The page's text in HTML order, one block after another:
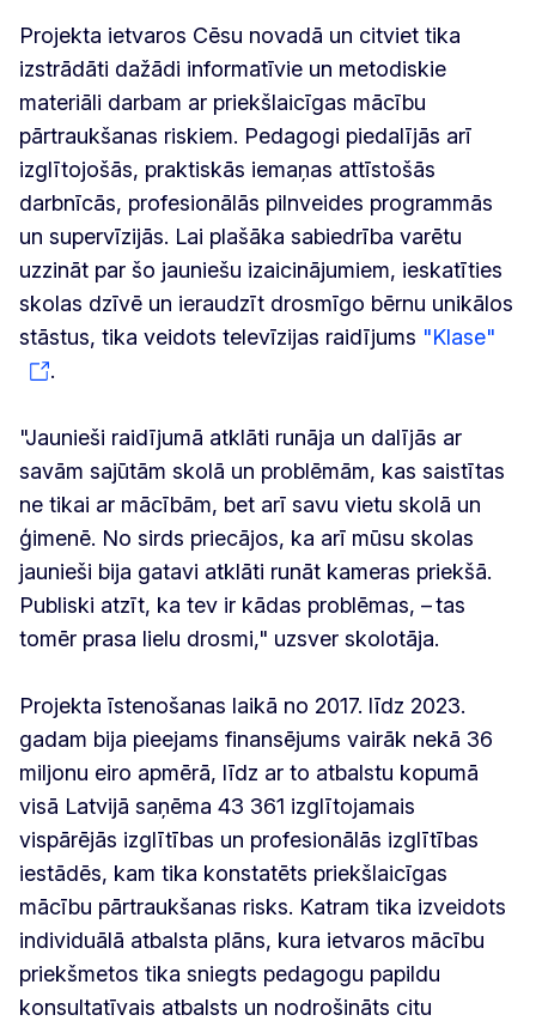
Projekta ietvaros Cēsu novadā un citviet tika
izstrādāti dažādi informatīvie un metodiskie
materiāli darbam ar priekšlaicīgas mācību
pārtraukšanas riskiem. Pedagogi piedalījās arī
izglītojošās, praktiskās iemaņas attīstošās
darbnīcās, profesionālās pilnveides programmās
un supervīzijās. Lai plašāka sabiedrība varētu
uzzināt par šo jauniešu izaicinājumiem, ieskatīties
skolas dzīvē un ieraudzīt drosmīgo bērnu unikālos
stāstus, tika veidots televīzijas raidījums "Klase"
.
"Jaunieši raidījumā atklāti runāja un dalījās ar
savām sajūtām skolā un problēmām, kas saistītas
ne tikai ar mācībām, bet arī savu vietu skolā un
ģimenē. No sirds priecājos, ka arī mūsu skolas
jaunieši bija gatavi atklāti runāt kameras priekšā.
Publiski atzīt, ka tev ir kādas problēmas, – tas
tomēr prasa lielu drosmi," uzsver skolotāja.
Projekta īstenošanas laikā no 2017. līdz 2023.
gadam bija pieejams finansējums vairāk nekā 36
miljonu eiro apmērā, līdz ar to atbalstu kopumā
visā Latvijā saņēma 43 361 izglītojamais
vispārējās izglītības un profesionālās izglītības
iestādēs, kam tika konstatēts priekšlaicīgas
mācību pārtraukšanas risks. Katram tika izveidots
individuālā atbalsta plāns, kura ietvaros mācību
priekšmetos tika sniegts pedagogu papildu
konsultatīvais atbalsts un nodrošināts citu